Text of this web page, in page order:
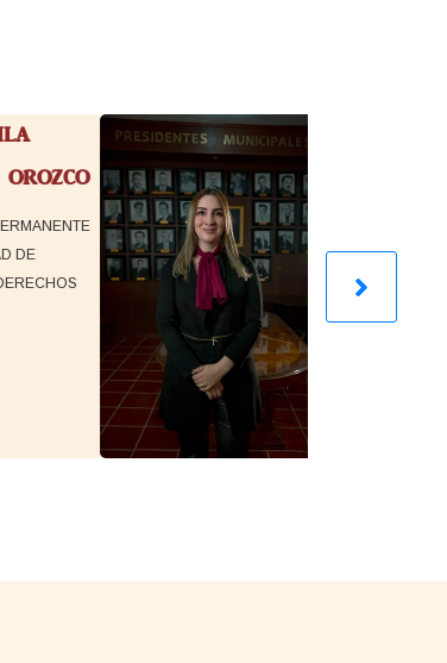
LIC. GABRIELA
MONTES OLVERA
COMISIÓN PERMANENTE
DE EDUCACIÓN Y
CULTURA